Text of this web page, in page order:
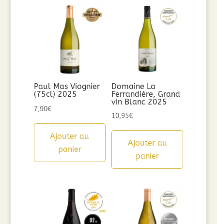
Paul Mas Viognier
(75cl) 2025
7,90€
Ajouter au
panier
Domaine La
Ferrandière, Grand
vin Blanc 2025
10,95€
Ajouter au
panier